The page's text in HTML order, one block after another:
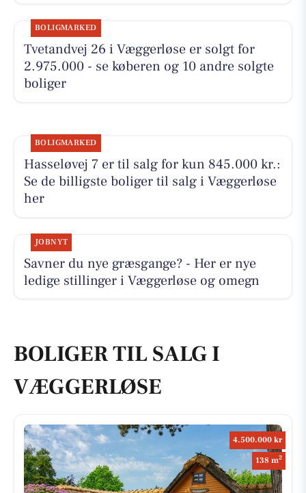
BOLIGMARKED
Tvetandvej 26 i Væggerløse er solgt for
2.975.000 - se køberen og 10 andre solgte
boliger
BOLIGMARKED
Hasseløvej 7 er til salg for kun 845.000 kr.:
Se de billigste boliger til salg i Væggerløse
her
JOBNYT
Savner du nye græsgange? - Her er nye
ledige stillinger i Væggerløse og omegn
BOLIGER TIL SALG I
VÆGGERLØSE
4.500.000 kr
138 m2